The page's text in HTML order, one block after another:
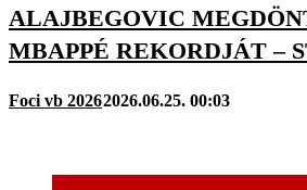
ALAJBEGOVIC
MBAPPÉ REKORDJÁT –
Foci vb 20262026.06.25. 00:03